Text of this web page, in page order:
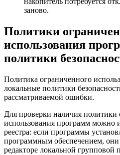
заново.
Политики
использования
политики
Политика ограниченного
локальные политики
рассматриваемой ошибки.
Для проверки наличия политики
использования программ можно
реестра: если программы
программным обеспечением, они
редакторе локальной групповой